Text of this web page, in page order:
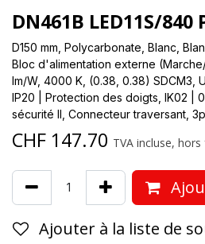
DN461B LED11S/840
D150 mm, Polycarbonate, Blanc,
Bloc d'alimentation externe (Marche/
lm/W, 4000 K, (0.38, 0.38) SDCM3,
IP20 | Protection des doigts, IK02 |
sécurité II, Connecteur traversant,
CHF 147.70 TVA incluse,
Ajouter à la liste de